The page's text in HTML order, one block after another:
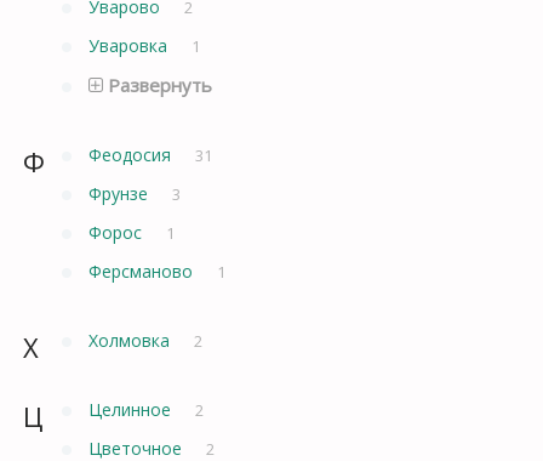
Уварово 2
Уваровка 1
Развернуть
Ф Феодосия 31
Фрунзе 3
Форос 1
Ферсманово 1
Х Холмовка 2
Ц Целинное 2
Цветочное 2